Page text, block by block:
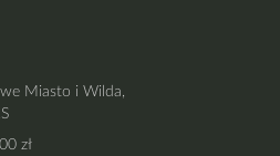
Miasto i Wilda,
zł